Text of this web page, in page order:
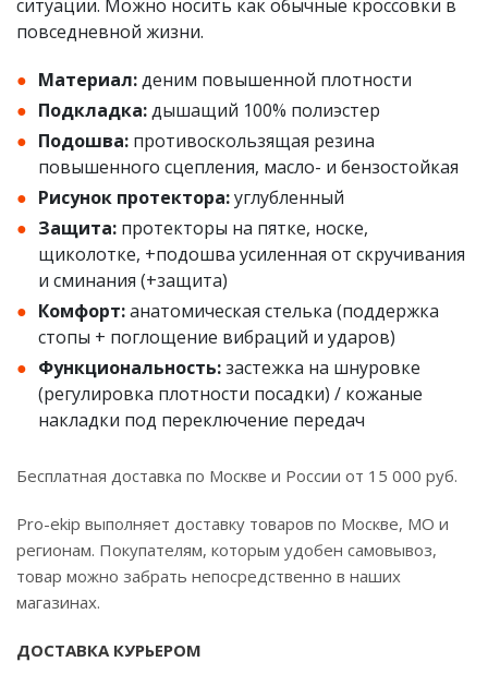
ситуации. Можно носить как обычные кроссовки в
повседневной жизни.
Материал:деним повышенной плотности
Подкладка:дышащий 100% полиэстер
Подошва: противоскользящая резина
повышенного сцепления, масло- и бензостойкая
Рисунок протектора:углубленный
Защита: протекторы на пятке, носке,
щиколотке, +подошва усиленная от скручивания
и сминания (+защита)
Комфорт:анатомическая стелька (поддержка
стопы + поглощение вибраций и ударов)
Функциональность:застежка на шнуровке
(регулировка плотности посадки) / кожаные
накладки под переключение передач
Бесплатная доставка по Москве и России от 15 000 руб.
Pro-ekip выполняет доставку товаров по Москве, МО и
регионам. Покупателям, которым удобен самовывоз,
товар можно забрать непосредственно в наших
магазинах.
ДОСТАВКА КУРЬЕРОМ